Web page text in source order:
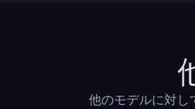
他のモデルに対